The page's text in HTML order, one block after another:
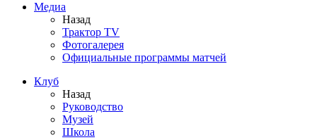
Медиа
Назад
Трактор TV
Фотогалерея
Официальные программы матчей
Клуб
Назад
Руководство
Музей
Школа